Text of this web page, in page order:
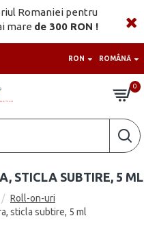
Romaniei pentru
mare de 300 RON !
RON ROMÂNĂ
0
Roll-on-uri
sticla subtire, 5 ml
STICLA SUBTIRE, 5 ML